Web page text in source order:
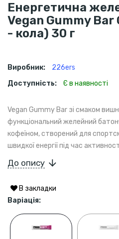
Енергетична
Vegan Gummy
- кола) 30 г
Виробник: 226ers
Доступність:
Є в наявності
Vegan Gummy Bar зі смаком
функціональний желейний
кофеїном, створений для
швидкої енергії під час
До опису
В закладки
Варіація: